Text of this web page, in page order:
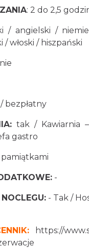
: 2 do 2,5
/ angielski /
/ włoski / hiszpański
nie
bezpłatny
tak / Kawiarnia
gastro
-
- Tak /
https://